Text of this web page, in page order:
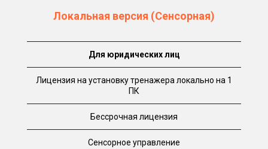
Локальная версия (Сенсорная)
Для юридических лиц
Лицензия на установку тренажера локально на 1
ПК
Бессрочная лицензия
Сенсорное управление